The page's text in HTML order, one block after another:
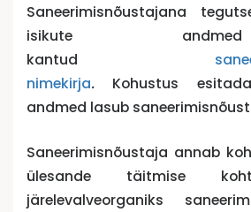
Saneerimisnõustajana
isikute
kantud
nimekirja. Kohustus
andmed lasub
Saneerimisnõustaja annab
ülesande täitmise
järelevalveorganiks